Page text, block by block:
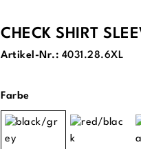
CHECK SHIRT
Artikel-Nr.: 4031.28.6XL
Farbeauswählen